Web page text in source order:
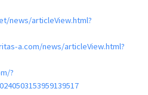
news/articleView.html?
a.com/news/articleView.html?
?